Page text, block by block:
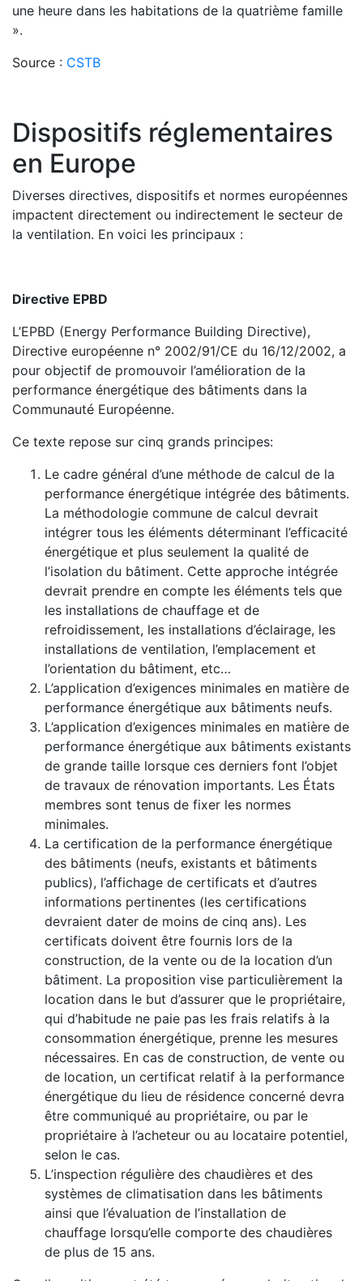
une heure dans les habitations de la quatrième famille
».
Source : CSTB
Dispositifs réglementaires
en Europe
Diverses directives, dispositifs et normes européennes
impactent directement ou indirectement le secteur de
la ventilation. En voici les principaux :
Directive EPBD
L’EPBD (Energy Performance Building Directive),
Directive européenne n° 2002/91/CE du 16/12/2002, a
pour objectif de promouvoir l’amélioration de la
performance énergétique des bâtiments dans la
Communauté Européenne.
Ce texte repose sur cinq grands principes:
Le cadre général d’une méthode de calcul de la
performance énergétique intégrée des bâtiments.
La méthodologie commune de calcul devrait
intégrer tous les éléments déterminant l’efficacité
énergétique et plus seulement la qualité de
l’isolation du bâtiment. Cette approche intégrée
devrait prendre en compte les éléments tels que
les installations de chauffage et de
refroidissement, les installations d’éclairage, les
installations de ventilation, l’emplacement et
l’orientation du bâtiment, etc…
L’application d’exigences minimales en matière de
performance énergétique aux bâtiments neufs.
L’application d’exigences minimales en matière de
performance énergétique aux bâtiments existants
de grande taille lorsque ces derniers font l’objet
de travaux de rénovation importants. Les États
membres sont tenus de fixer les normes
minimales.
La certification de la performance énergétique
des bâtiments (neufs, existants et bâtiments
publics), l’affichage de certificats et d’autres
informations pertinentes (les certifications
devraient dater de moins de cinq ans). Les
certificats doivent être fournis lors de la
construction, de la vente ou de la location d’un
bâtiment. La proposition vise particulièrement la
location dans le but d’assurer que le propriétaire,
qui d’habitude ne paie pas les frais relatifs à la
consommation énergétique, prenne les mesures
nécessaires. En cas de construction, de vente ou
de location, un certificat relatif à la performance
énergétique du lieu de résidence concerné devra
être communiqué au propriétaire, ou par le
propriétaire à l’acheteur ou au locataire potentiel,
selon le cas.
L’inspection régulière des chaudières et des
systèmes de climatisation dans les bâtiments
ainsi que l’évaluation de l’installation de
chauffage lorsqu’elle comporte des chaudières
de plus de 15 ans.